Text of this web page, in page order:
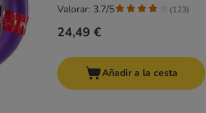
24,49 €
Valorar: 3.7/5 (123)
Añadir a la cesta